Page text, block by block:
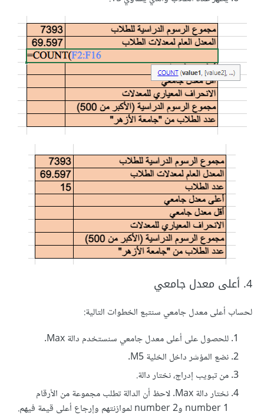
4. أعلى معدل جامعي
لحساب أعلى معدل جامعي سنتبع الخطوات التالية:
للحصول على أعلى معدل جامعي سنستخدم دالة Max.
نضع المؤشر داخل الخلية M5.
من تبويب إدراج، نختار دالة.
نختار دالة Max. لاحظ أن الدالة تطلب مجموعة من الأرقام
number 1 وnumber 2 لموازنتهم وإرجاع أعلى قيمة فيهم.